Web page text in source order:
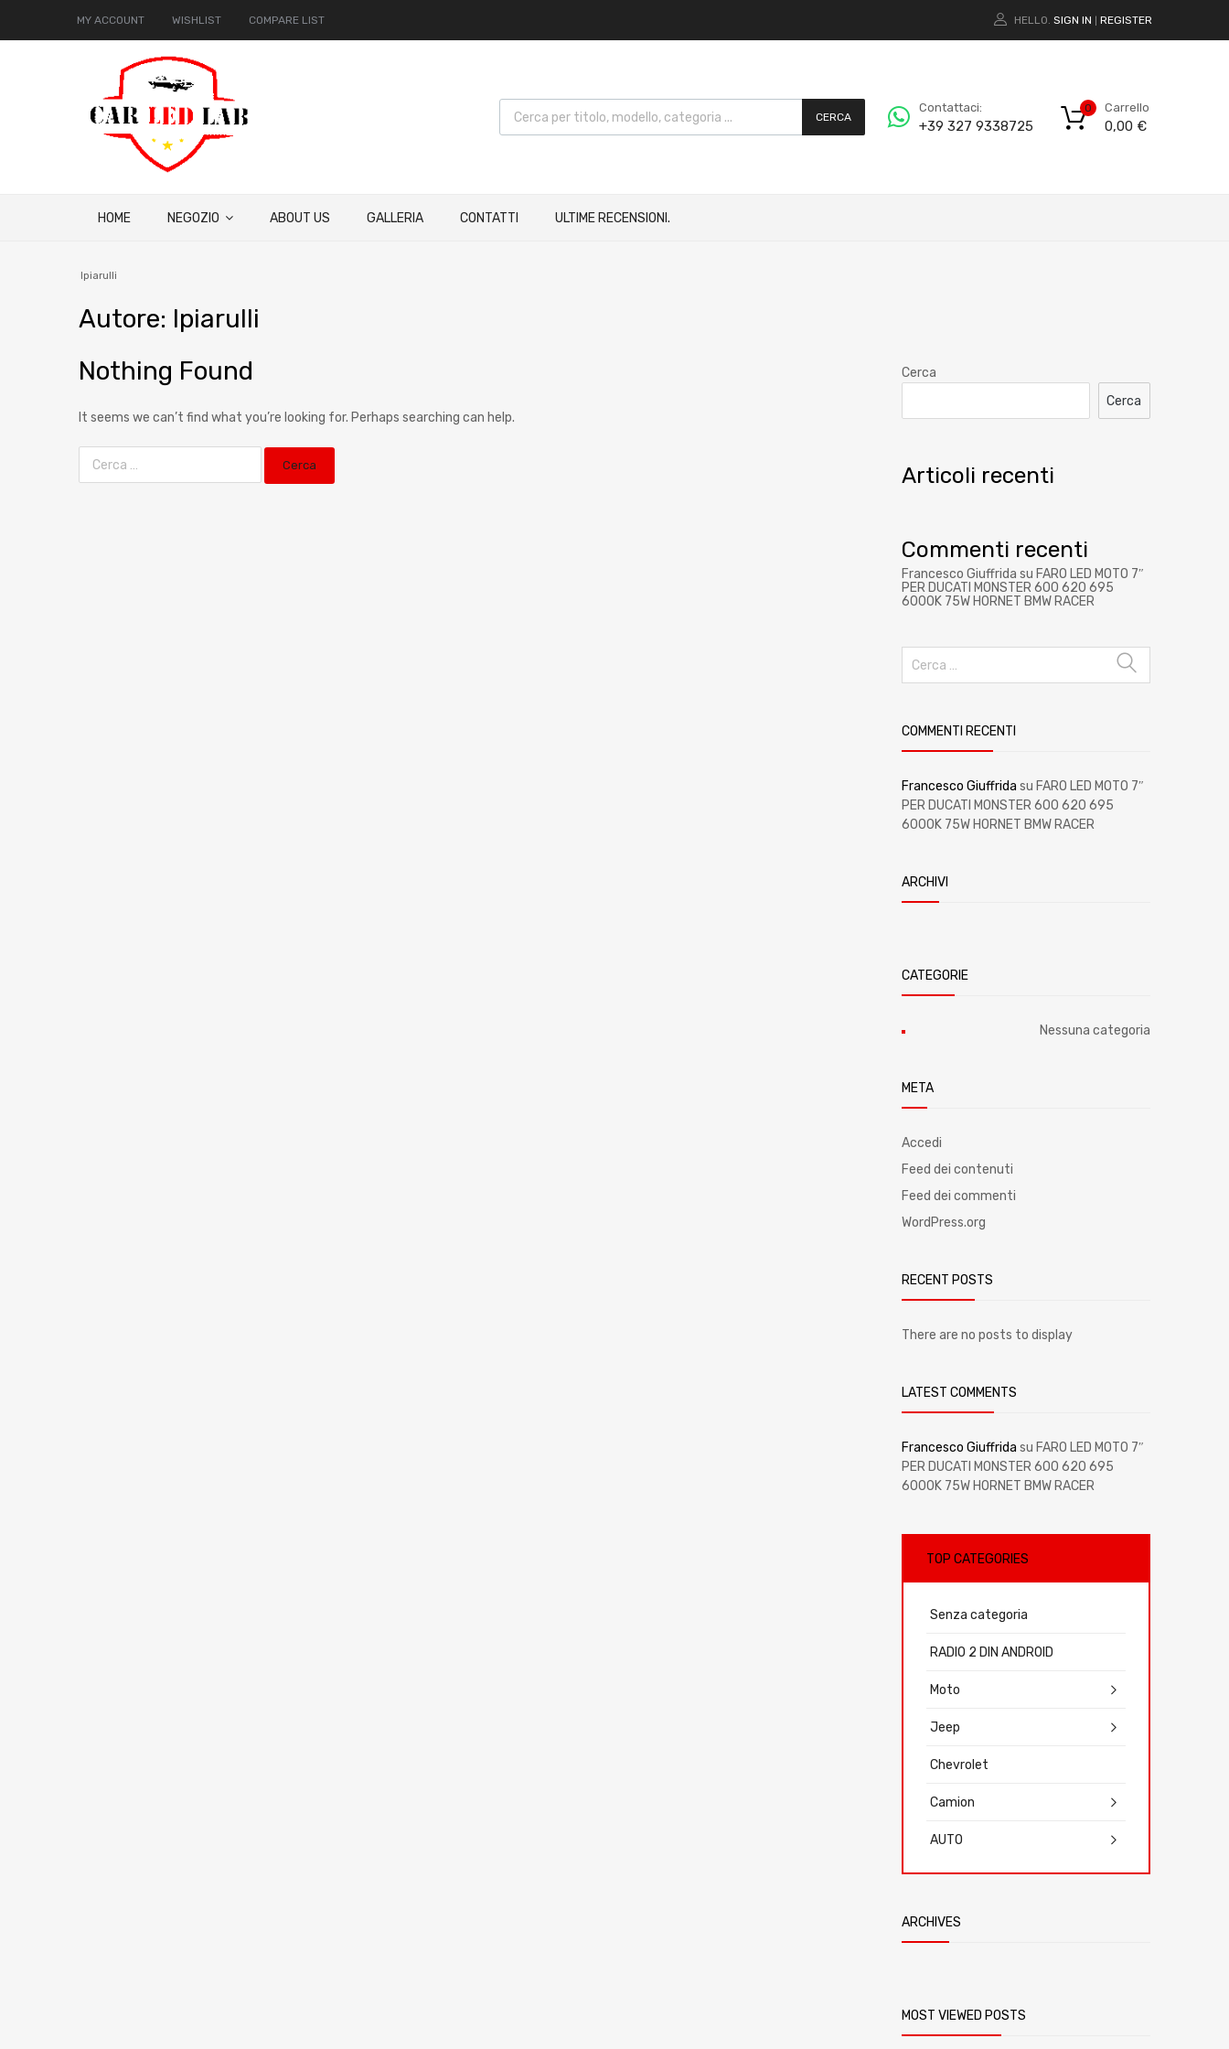
MY ACCOUNT WISHLIST COMPARE LIST HELLO. SIGN IN REGISTER
CERCA
Contattaci:
+39 327 9338725
Carrello
0,00 €
0
HOME NEGOZIO ABOUT US GALLERIA CONTATTI ULTIME RECENSIONI.
lpiarulli
Autore: lpiarulli
Nothing Found
It seems we can’t find what you’re looking for. Perhaps searching can help.
Cerca
Cerca
Articoli recenti
Commenti recenti
Francesco Giuffrida su FARO LED MOTO 7″
PER DUCATI MONSTER 600 620 695
6000K 75W HORNET BMW RACER
COMMENTI RECENTI
Francesco Giuffrida su FARO LED MOTO 7″
PER DUCATI MONSTER 600 620 695
6000K 75W HORNET BMW RACER
ARCHIVI
CATEGORIE
Nessuna categoria
META
Accedi
Feed dei contenuti
Feed dei commenti
WordPress.org
RECENT POSTS
There are no posts to display
LATEST COMMENTS
Francesco Giuffrida su FARO LED MOTO 7″
PER DUCATI MONSTER 600 620 695
6000K 75W HORNET BMW RACER
TOP CATEGORIES
Senza categoria
RADIO 2 DIN ANDROID
Moto
Jeep
Chevrolet
Camion
AUTO
ARCHIVES
MOST VIEWED POSTS